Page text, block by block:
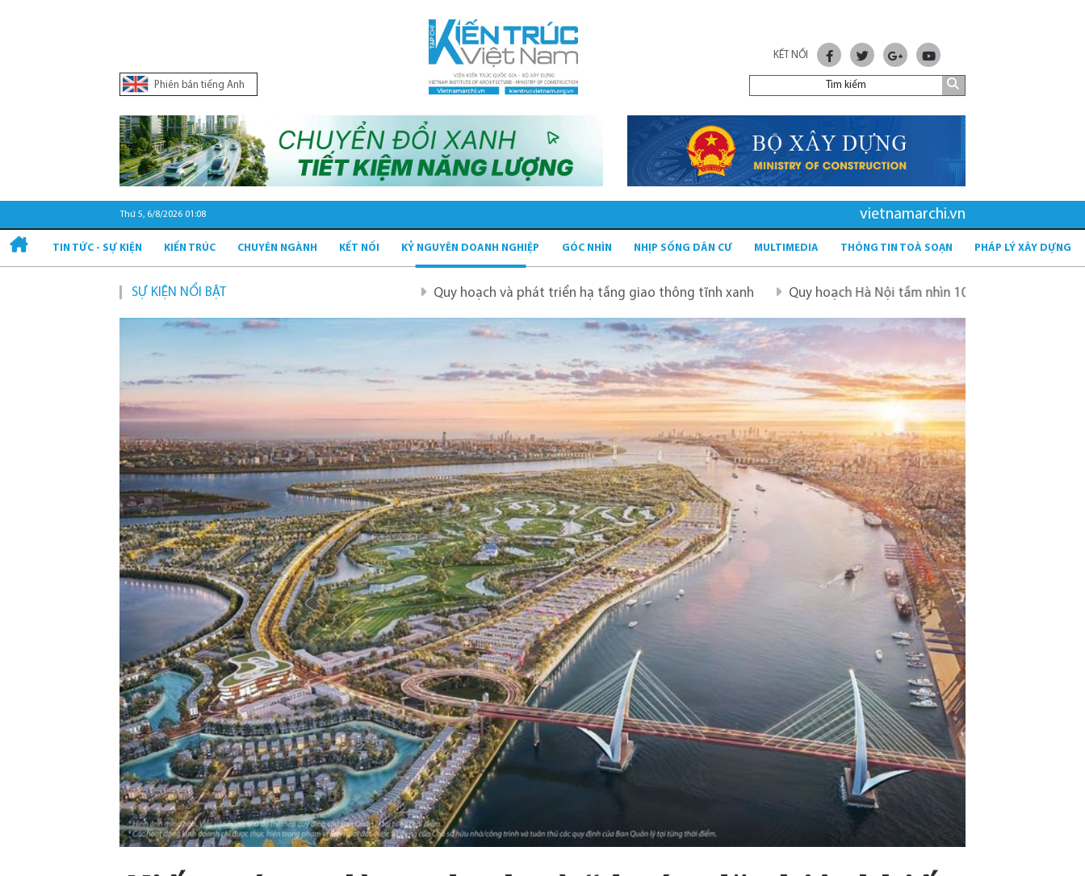
Phiên bản tiếng Anh
KẾT NỐI
Thứ 5, 6/8/2026 01:08 vietnamarchi.vn
TIN TỨC - SỰ KIỆN KIẾN TRÚC CHUYÊN NGÀNH KẾT NỐI KỶ NGUYÊN DOANH NGHIỆP GÓC NHÌN NHỊP SỐNG DÂN CƯ MULTIMEDIA THÔNG TIN TOÀ SOẠN PHÁP LÝ XÂY DỰNG
SỰ KIỆN NỔI BẬT Quy hoạch và phát triển hạ tầng giao thông tĩnh xanh Quy hoạch Hà Nội tầm nhìn 100 năm Quy hoạch mới sau sáp